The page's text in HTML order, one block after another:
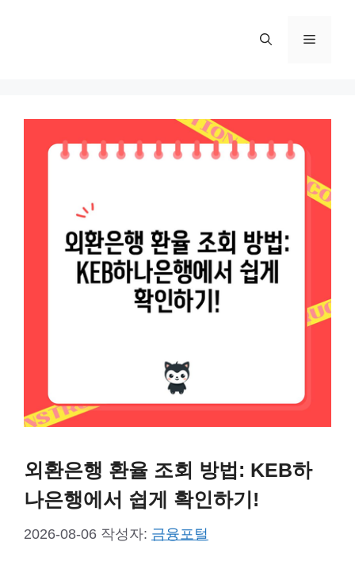
메
외환은행 환율 조회 방법: KEB하
나은행에서 쉽게 확인하기!
2026-08-06 작성자: 금융포털